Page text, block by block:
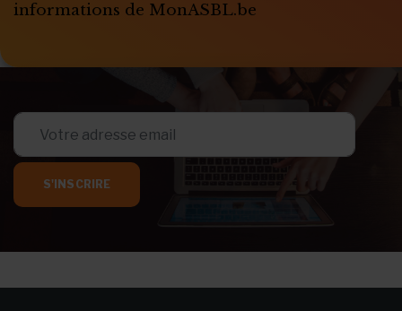
informations de MonASBL.be
S'INSCRIRE